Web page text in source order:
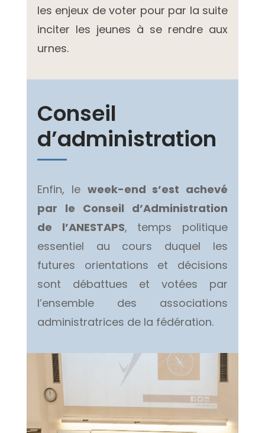
les enjeux de voter pour par la suite
inciter les jeunes à se rendre aux
urnes.
Conseil
d’administration
Enfin, le week-end s’est achevé
par le Conseil d’Administration
de l’ANESTAPS, temps politique
essentiel au cours duquel les
futures orientations et décisions
sont débattues et votées par
l’ensemble des associations
administratrices de la fédération.